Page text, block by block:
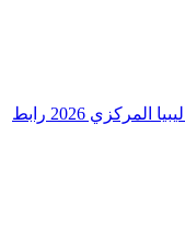
منظومة الأغراض الشخصية مصرف ليبيا المركزي 2026 رابط